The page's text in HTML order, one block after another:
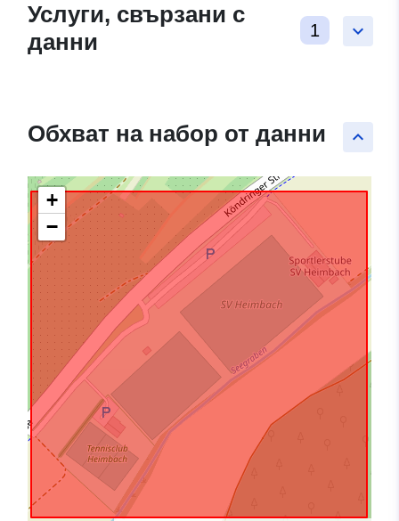
keyboard_arrow_down
Услуги, свързани с
данни
1
keyboard_arrow_up
Обхват на набор от данни
+
−